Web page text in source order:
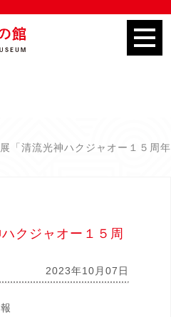
「清流光神ハクジャオー１５周年
クジャオー１５周
2023年10月07日